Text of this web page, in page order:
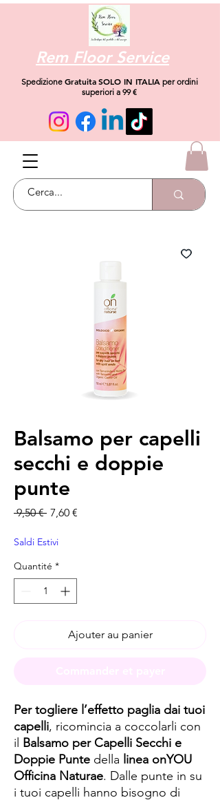
Rem Floor Service
Spedizione Gratuita SOLO IN ITALIAper ordini
superiori a 99 €
Balsamo per capelli
secchi e doppie
punte
9,50 € Prix original
7,60 €
Saldi Estivi
Quantité *
Ajouter au panier
Per togliere l’effetto paglia dai tuoi
capelli, ricomincia a coccolarli con
il Balsamo per Capelli Secchi e
Doppie Punte della linea onYOU
Officina Naturae. Dalle punte in su
i tuoi capelli hanno bisogno di